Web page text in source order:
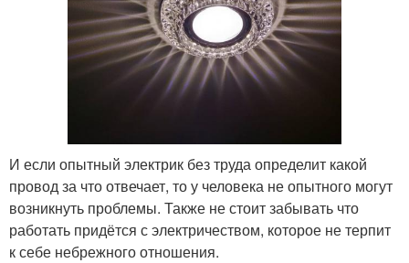
И если опытный электрик без труда определит какой
провод за что отвечает, то у человека не опытного могут
возникнуть проблемы. Также не стоит забывать что
работать придётся с электричеством, которое не терпит
к себе небрежного отношения.